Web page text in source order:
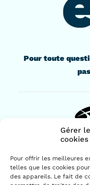
Gérer
cookies
Pour offrir les meilleures
telles que les cookies
des appareils. Le fait de
Pour toute